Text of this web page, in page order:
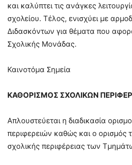
και καλύπτει τις ανάγκες
σχολείου. Τέλος, ενισχύει με
Διδασκόντων για θέματα που
Σχολικής Μονάδας.
Καινοτόμα Σημεία
ΚΑΘΟΡΙΣΜΟΣ ΣΧΟΛΙΚΩΝ
Απλουστεύεται η διαδικασία
περιφερειών καθώς και ο ορισμός
σχολικής περιφέρειας των